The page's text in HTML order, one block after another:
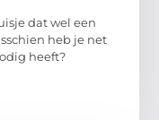
dat wel een
heb je net
heeft?